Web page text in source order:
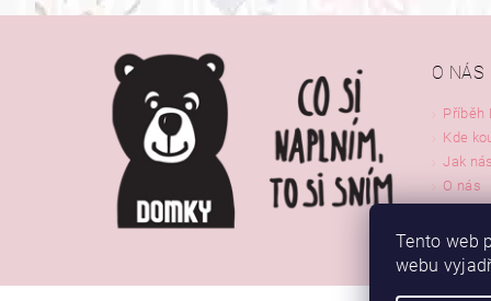
O NÁS
Příběh
Kde
Jak
O nás
Tento web
webu